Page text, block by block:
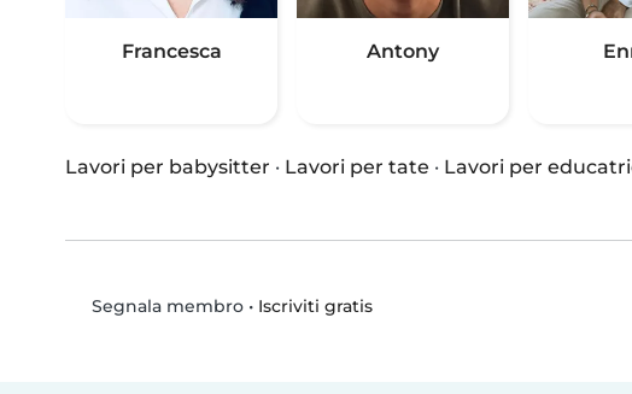
Francesca Antony
Lavori per babysitter · Lavori per tate · Lavori per
Segnala membro• Iscriviti gratis